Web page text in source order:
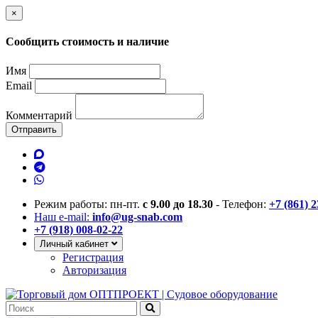
×
Сообщить стоимость и наличие
Имя
Email
Комментарий
Отправить
Режим работы: пн-пт. с 9.00 до 18.30 - Телефон: +7 (861)
Наш e-mail: info@ug-snab.com
+7 (918) 008-02-22
Личный кабинет
Регистрация
Авторизация